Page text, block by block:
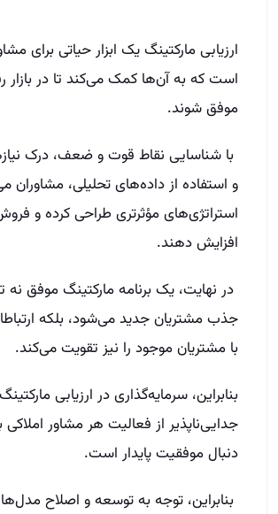
ارزیابی مارکتینگ یک ابزار حیاتی برای
است که به آن‌ها کمک می‌کند تا در بازار
موفق شوند.
با شناسایی نقاط قوت و ضعف، درک
و استفاده از داده‌های تحلیلی، مشاوران
استراتژی‌های مؤثرتری طراحی کرده و
افزایش دهند.
در نهایت، یک برنامه مارکتینگ موفق نه
جذب مشتریان جدید می‌شود، بلکه
با مشتریان موجود را نیز تقویت می‌کند.
بنابراین، سرمایه‌گذاری در ارزیابی
جدایی‌ناپذیر از فعالیت هر مشاور
دنبال موفقیت پایدار است.
بنابراین، توجه به توسعه و اصلاح